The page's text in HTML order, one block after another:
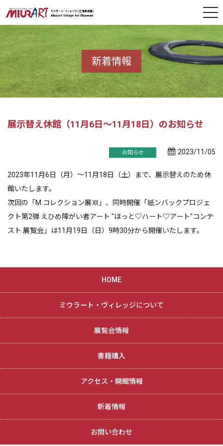
新着情報
展示替え休館（11月6日～11月18日）のお知らせ
お知らせ 2023/11/05
2023年11月6日（月）～11月18日（土）まで、展示替えのため休
館いたします。
次回の「M.コレクション展Ⅻ」、同時開催「紙ンバックプロジェ
クト第2弾 えひめ障がい者アート "ほっと♡ハート♡アート"コンテ
スト 展覧会」は11月19日（日）9時30分から開催いたします。
HOME
ミウラート・ヴィレッジについて
展覧会情報
書籍購入
アクセス・開館情報
新着情報
お問い合わせ